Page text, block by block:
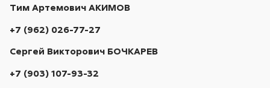
Тим Артемович АКИМОВ
+7 (962) 026-77-27
Сергей Викторович БОЧКАРЕВ
+7 (903) 107-93-32